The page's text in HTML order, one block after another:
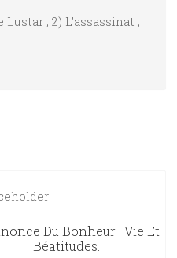
; 2) L’assassinat ;
Du Bonheur : Vie Et
Béatitudes.